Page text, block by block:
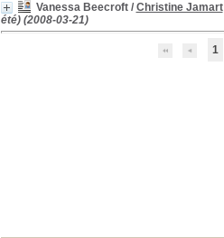
Vanessa Beecroft/ Christine Jamart
été) (2008-03-21)
1